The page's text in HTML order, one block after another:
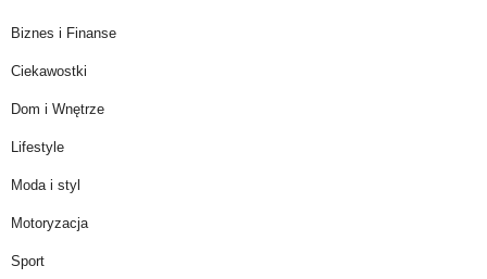
Biznes i Finanse
Ciekawostki
Dom i Wnętrze
Lifestyle
Moda i styl
Motoryzacja
Sport